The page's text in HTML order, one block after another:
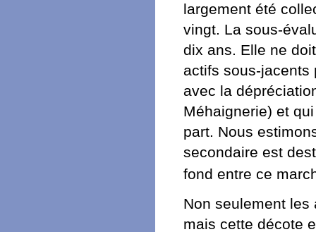
largement été
vingt. La sous-
dix ans. Elle ne
actifs sous-jacents
avec la
Méhaignerie) et
part. Nous
secondaire est
fond entre ce
Non seulement
mais cette décote